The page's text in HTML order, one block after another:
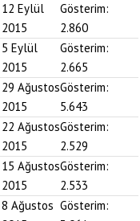
12 Eylül
2015
Gösterim:
2.860
5 Eylül
2015
Gösterim:
2.665
29 Ağustos
2015
Gösterim:
5.643
22 Ağustos
2015
Gösterim:
2.529
15 Ağustos
2015
Gösterim:
2.533
8 Ağustos Gösterim: